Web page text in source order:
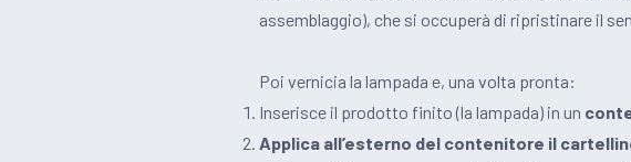
assemblaggio), che si occuperà di ripristinare il
Poi vernicia la lampada e, una volta pronta:
Inserisce il prodotto finito (la lampada) in un
Applica all’esterno del contenitore il